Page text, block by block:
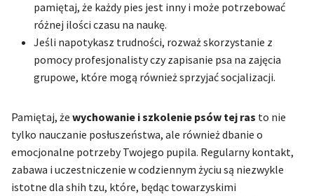
pamiętaj, że każdy pies jest inny i może potrzebować
różnej ilości czasu na naukę.
Jeśli napotykasz trudności, rozważ skorzystanie z
pomocy profesjonalisty czy zapisanie psa na zajęcia
grupowe, które mogą również sprzyjać socjalizacji.
Pamiętaj, że wychowanie i szkolenie psów tej ras to nie
tylko nauczanie posłuszeństwa, ale również dbanie o
emocjonalne potrzeby Twojego pupila. Regularny kontakt,
zabawa i uczestniczenie w codziennym życiu są niezwykle
istotne dla shih tzu, które, będąc towarzyskimi